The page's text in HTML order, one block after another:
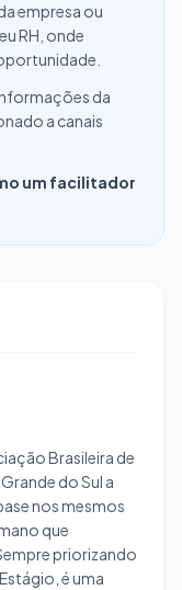
empresa ou
RH, onde
da
a canais
um facilitador
Brasileira de
do Sul a
nos mesmos
que
priorizando
é uma